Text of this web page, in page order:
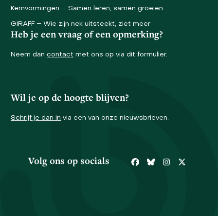
Kernvormingen – Samen leren, samen groeien
GIRAFF – Wie zijn nek uitsteekt, ziet meer
Heb je een vraag of een opmerking?
Neem dancontact met ons op via dit formulier.
Wil je op de hoogte blijven?
Schrijf je dan in via een van onze nieuwsbrieven.
Volg ons op socials Facebook
BlueskyInstagram
Twitter